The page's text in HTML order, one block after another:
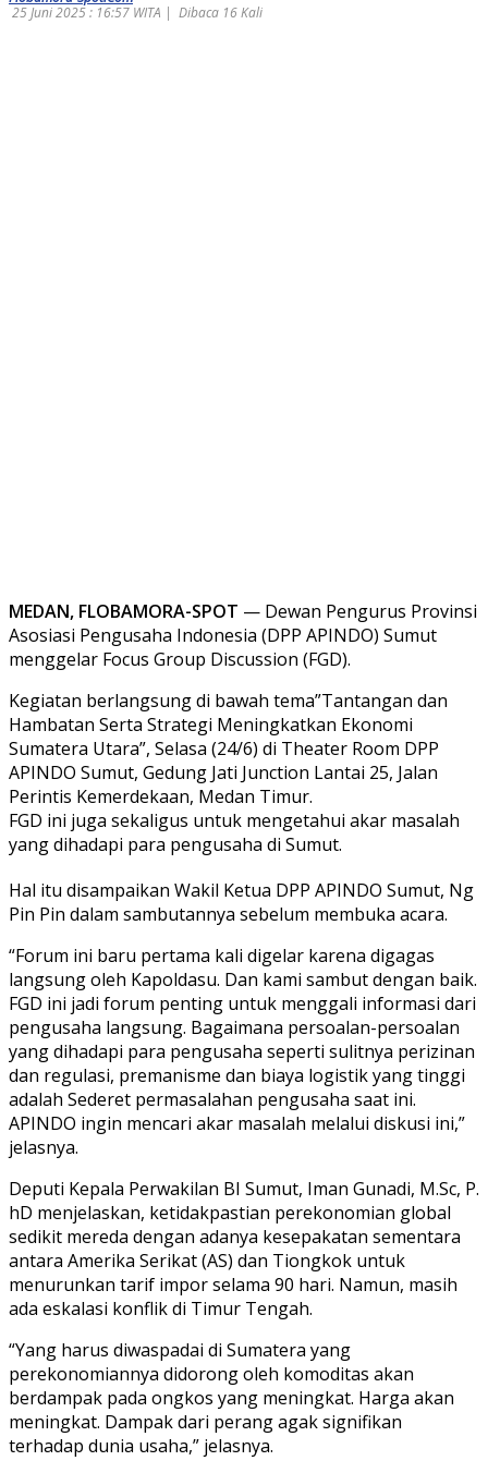
25 Juni 2025 : 16:57 WITA | Dibaca 16 Kali
MEDAN, FLOBAMORA-SPOT — Dewan Pengurus Provinsi
Asosiasi Pengusaha Indonesia (DPP APINDO) Sumut
menggelar Focus Group Discussion (FGD).
Kegiatan berlangsung di bawah tema”Tantangan dan
Hambatan Serta Strategi Meningkatkan Ekonomi
Sumatera Utara”, Selasa (24/6) di Theater Room DPP
APINDO Sumut, Gedung Jati Junction Lantai 25, Jalan
Perintis Kemerdekaan, Medan Timur.
FGD ini juga sekaligus untuk mengetahui akar masalah
yang dihadapi para pengusaha di Sumut.
Hal itu disampaikan Wakil Ketua DPP APINDO Sumut, Ng
Pin Pin dalam sambutannya sebelum membuka acara.
“Forum ini baru pertama kali digelar karena digagas
langsung oleh Kapoldasu. Dan kami sambut dengan baik.
FGD ini jadi forum penting untuk menggali informasi dari
pengusaha langsung. Bagaimana persoalan-persoalan
yang dihadapi para pengusaha seperti sulitnya perizinan
dan regulasi, premanisme dan biaya logistik yang tinggi
adalah Sederet permasalahan pengusaha saat ini.
APINDO ingin mencari akar masalah melalui diskusi ini,”
jelasnya.
Deputi Kepala Perwakilan BI Sumut, Iman Gunadi, M.Sc, P.
hD menjelaskan, ketidakpastian perekonomian global
sedikit mereda dengan adanya kesepakatan sementara
antara Amerika Serikat (AS) dan Tiongkok untuk
menurunkan tarif impor selama 90 hari. Namun, masih
ada eskalasi konflik di Timur Tengah.
“Yang harus diwaspadai di Sumatera yang
perekonomiannya didorong oleh komoditas akan
berdampak pada ongkos yang meningkat. Harga akan
meningkat. Dampak dari perang agak signifikan
terhadap dunia usaha,” jelasnya.